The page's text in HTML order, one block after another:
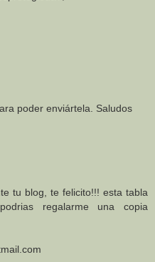
poder enviártela. Saludos
tu blog, te felicito!!! esta tabla
regalarme una copia